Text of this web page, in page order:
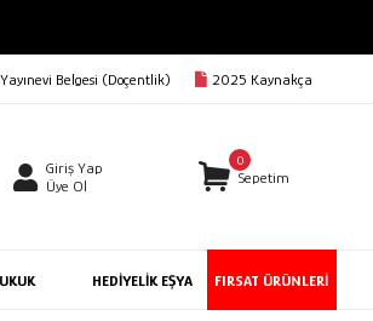
Belgesi (Doçentlik) 2025 Kaynakça
Giriş Yap
Üye Ol
0
Sepetim
HEDİYELİK EŞYA FIRSAT ÜRÜNLERİ